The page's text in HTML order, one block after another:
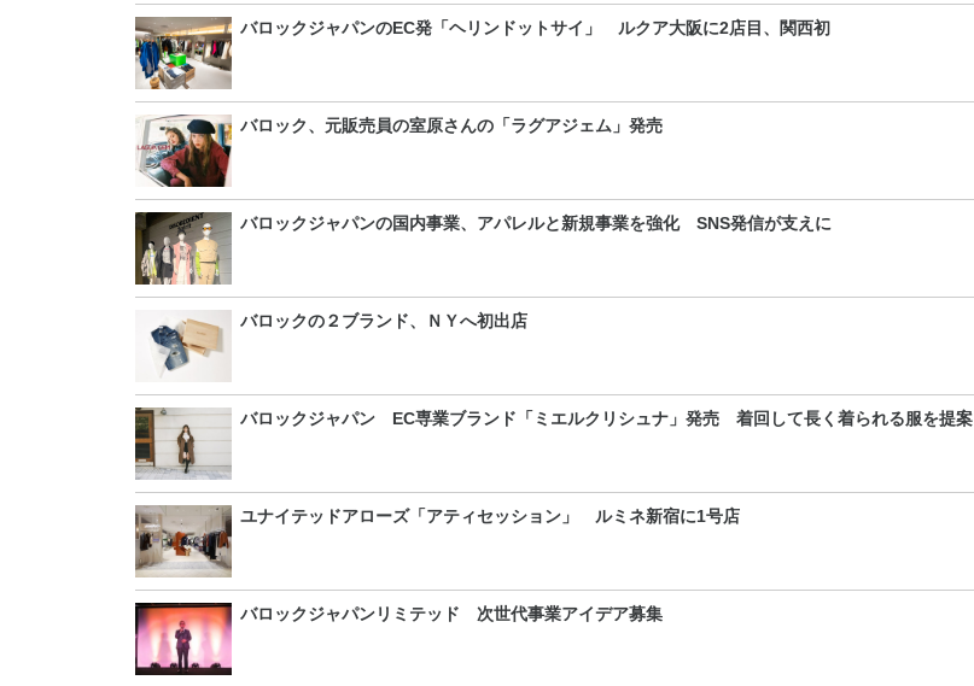
バロックジャパンのEC発「ヘリンドットサイ」 ルクア大阪に2店目、関西初
バロック、元販売員の室原さんの「ラグアジェム」発売
バロックジャパンの国内事業、アパレルと新規事業を強化 SNS発信が支えに
バロックの２ブランド、ＮＹへ初出店
バロックジャパン EC専業ブランド「ミエルクリシュナ」発売 着回して長く着られる服を提案
ユナイテッドアローズ「アティセッション」 ルミネ新宿に1号店
バロックジャパンリミテッド 次世代事業アイデア募集